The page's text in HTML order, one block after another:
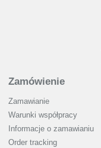
Zamówienie
Zamawianie
Warunki współpracy
Informacje o zamawianiu
Order tracking